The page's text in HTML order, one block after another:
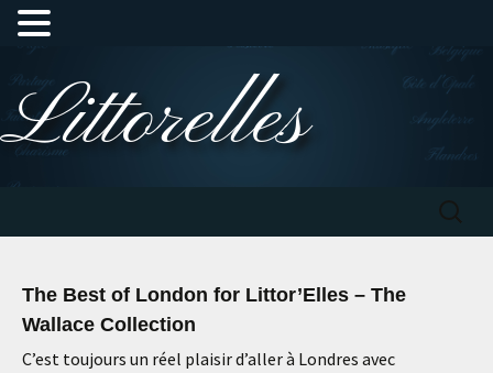
au
contenu
Littorelles
The Best of London for Littor’Elles – The
Wallace Collection
C’est toujours un réel plaisir d’aller à Londres avec